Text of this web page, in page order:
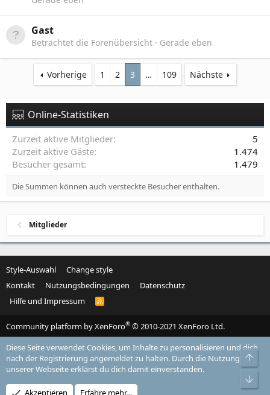
Gast
Betrachtet die Forenübersicht Gerade eben
Vorherige 1 2 3 … 109 Nächste
Online-Statistiken
Zurzeit aktive Mitglieder
5
Zurzeit aktive Gäste
1.474
Besucher gesamt
1.479
Die Summen können auch versteckte Besucher enthalten.
Mitglieder
Style-Auswahl
Change style
Kontakt
Nutzungsbedingungen
Datenschutz
Hilfe und Impressum
R
Community platform by XenForo® © 2010-2021 XenForo Ltd.
Diese Seite verwendet Cookies, um Inhalte zu personalisieren und dich
nach der Registrierung angemeldet zu halten. Durch die Nutzung
unserer Webseite erklärst du dich damit einverstanden.
Akzeptieren Erfahre mehr…